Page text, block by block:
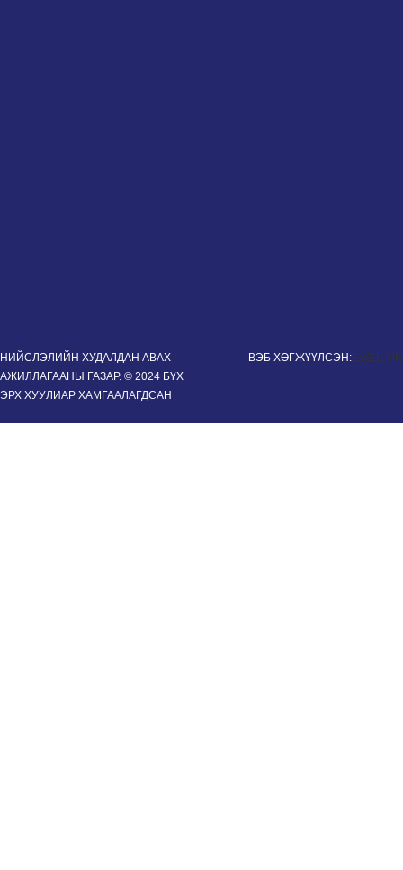
НИЙСЛЭЛИЙН ХУДАЛДАН АВАХ
АЖИЛЛАГААНЫ ГАЗАР. © 2024 БҮХ
ЭРХ ХУУЛИАР ХАМГААЛАГДСАН
ВЭБ ХӨГЖҮҮЛСЭН:EWEB.MN